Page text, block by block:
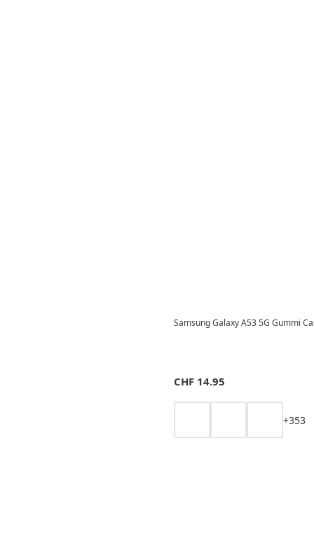
Samsung Galaxy A53 5G Gummi
CHF 14.95
+353